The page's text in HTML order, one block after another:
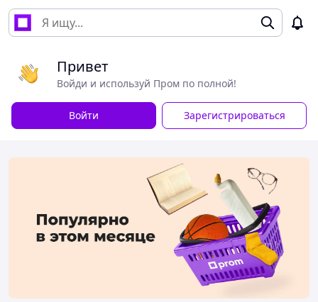
Привет
Войди и используй Пром по полной!
Войти Зарегистрироваться